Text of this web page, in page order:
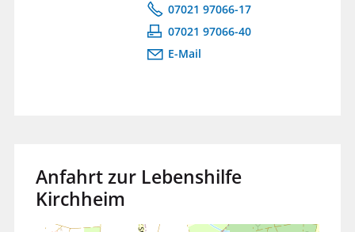
07021 97066-17
07021 97066-40
E-Mail
Anfahrt zur Lebenshilfe
Kirchheim